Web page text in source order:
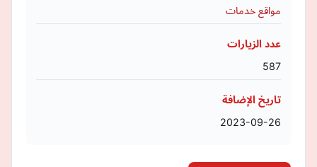
مواقع خدمات
عدد الزيارات
587
تاريخ الإضافة
2023-09-26